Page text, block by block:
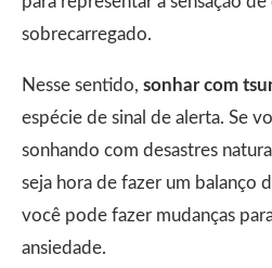
sobrecarregado.
Nesse sentido, sonhar com
espécie de sinal de alerta. Se
sonhando com desastres
seja hora de fazer um balanço
você pode fazer mudanças
ansiedade.